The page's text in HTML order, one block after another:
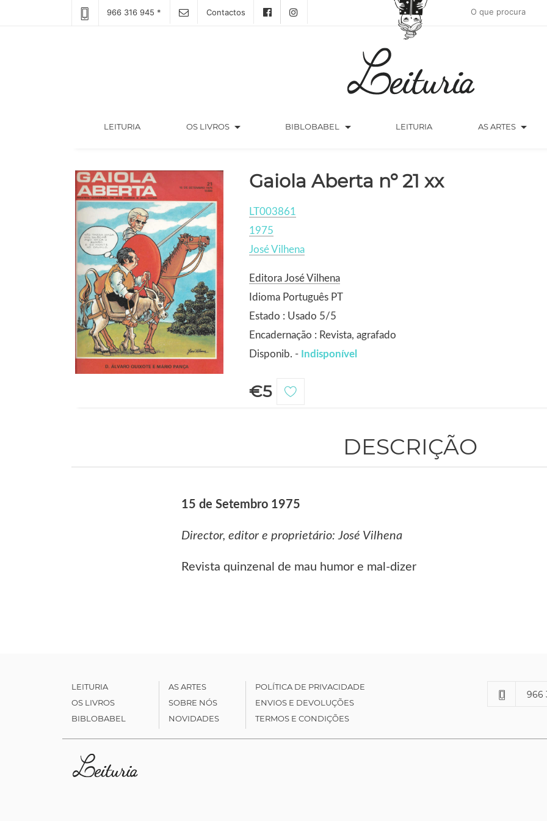
966 316 945 * Contactos
LEITURIA(CURRENT) OS LIVROS arrow_drop_down BIBLOBABEL arrow_drop_down LEITURIA AS ARTES arrow_drop_down
Gaiola Aberta nº 21 xx
LT003861
1975
José Vilhena
Editora José Vilhena
Idioma Português PT
Estado : Usado 5/5
Encadernação : Revista, agrafado
Disponib. - Indisponível
€5
DESCRIÇÃO
15 de Setembro 1975
Director, editor e proprietário: José Vilhena
Revista quinzenal de mau humor e mal-dizer
LEITURIA
OS LIVROS
BIBLOBABEL
AS ARTES
SOBRE NÓS
NOVIDADES
POLÍTICA DE PRIVACIDADE
ENVIOS E DEVOLUÇÕES
TERMOS E CONDIÇÕES
966